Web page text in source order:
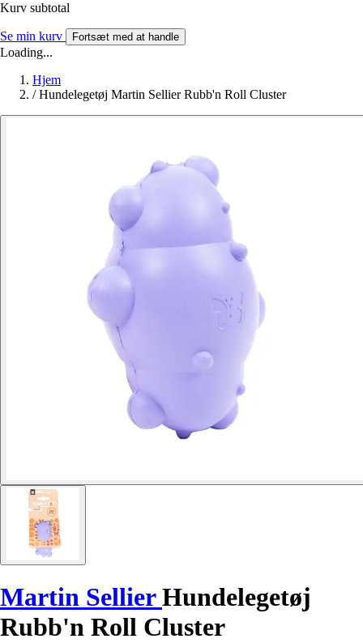
Kurv subtotal
Se min kurv Fortsæt med at handle
Loading...
Hjem
/ Hundelegetøj Martin Sellier Rubb'n Roll Cluster
Martin SellierHundelegetøj
Rubb'n Roll Cluster